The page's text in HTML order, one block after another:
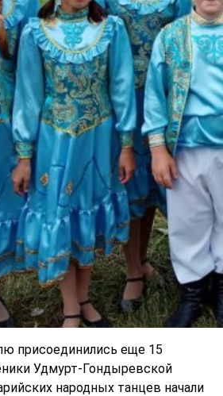
присоединились еще 15
Удмурт-Гондыревской
народных танцев начали